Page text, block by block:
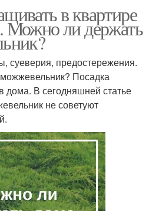
в квартире
Можно ли держать
суеверия, предостережения.
Посадка
дома. В сегодняшней статье
не советуют